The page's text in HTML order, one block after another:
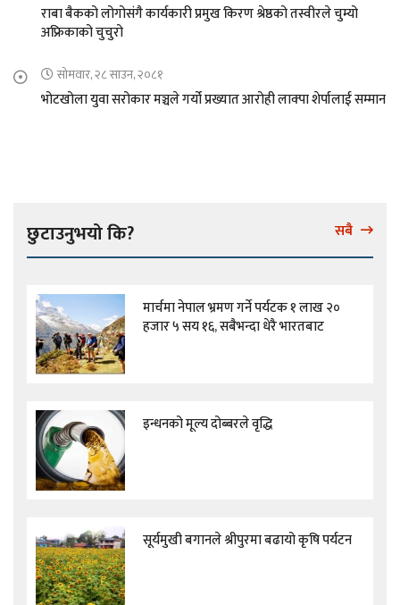
राबा बैकको लोगोसंगै कार्यकारी प्रमुख किरण श्रेष्ठको तस्वीरले चुम्यो
अफ्रिकाको चुचुरो
सोमवार, २८ साउन, २०८१
भोटखोला युवा सरोकार मञ्चले गर्यो प्रख्यात आरोही लाक्पा शेर्पालाई सम्मान
छुटाउनुभयो कि? सबै
मार्चमा नेपाल भ्रमण गर्ने पर्यटक १ लाख २०
हजार ५ सय १६, सबैभन्दा धेरै भारतबाट
इन्धनको मूल्य दोब्बरले वृद्धि
सूर्यमुखी बगानले श्रीपुरमा बढायो कृषि पर्यटन